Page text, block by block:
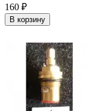
160 ₽
В корзину